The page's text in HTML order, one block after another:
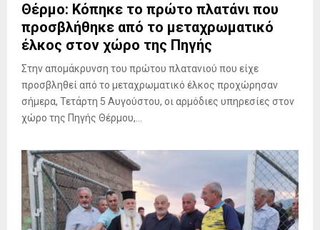
Θέρμο: Κόπηκε το πρώτο πλατάνι που
προσβλήθηκε από το μεταχρωματικό
έλκος στον χώρο της Πηγής
Στην απομάκρυνση του πρώτου πλατανιού που είχε
προσβληθεί από το μεταχρωματικό έλκος προχώρησαν
σήμερα, Τετάρτη 5 Αυγούστου, οι αρμόδιες υπηρεσίες στον
χώρο της Πηγής Θέρμου,...